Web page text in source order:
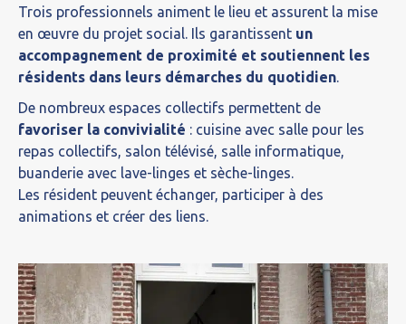
Trois professionnels animent le lieu et assurent la mise
en œuvre du projet social. Ils garantissent un
accompagnement de proximité et soutiennent les
résidents dans leurs démarches du quotidien.
De nombreux espaces collectifs permettent de
favoriser la convivialité : cuisine avec salle pour les
repas collectifs, salon télévisé, salle informatique,
buanderie avec lave-linges et sèche-linges.
Les résident peuvent échanger, participer à des
animations et créer des liens.